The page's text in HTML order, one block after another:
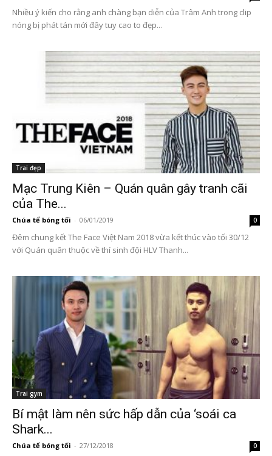
Nhiều ý kiến cho rằng anh chàng bạn diễn của Trâm Anh trong clip
nóng bị phát tán mới đây tuy cao to đẹp...
Trai đẹp
Mạc Trung Kiên – Quán quân gây tranh cãi
của The...
Chúa tể bóng tối - 06/01/2019 0
Đêm chung kết The Face Việt Nam 2018 vừa kết thúc vào tối 30/12
với Quán quân thuộc về thí sinh đội HLV Thanh...
Trai gym
Bí mật làm nên sức hấp dẫn của ‘soái ca
Shark...
Chúa tể bóng tối - 27/12/2018 0